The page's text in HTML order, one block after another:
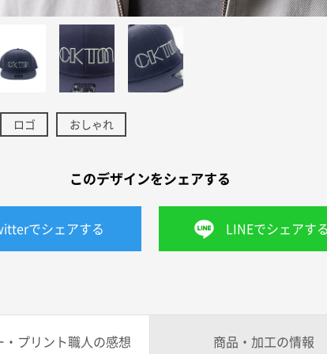
ロゴ おしゃれ
このデザインをシェアする
でシェアする LINEでシェアす
・プリント職人の感想 商品・加工の情報